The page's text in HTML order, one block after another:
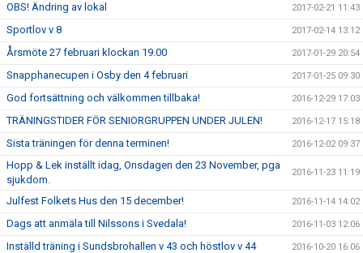
OBS! Ändring av lokal 2017-02-21 11:43
Sportlov v 8 2017-02-14 13:12
Årsmöte 27 februari klockan 19.00 2017-01-29 20:54
Snapphanecupen i Osby den 4 februari 2017-01-25 09:30
God fortsättning och välkommen tillbaka! 2016-12-29 17:03
TRÄNINGSTIDER FÖR SENIORGRUPPEN UNDER JULEN! 2016-12-17 15:18
Sista träningen för denna terminen! 2016-12-02 09:37
Hopp & Lek inställt idag, Onsdagen den 23 November, pga
sjukdom.
2016-11-23 11:19
Julfest Folkets Hus den 15 december! 2016-11-14 14:02
Dags att anmäla till Nilssons i Svedala! 2016-11-03 12:06
Inställd träning i Sundsbrohallen v 43 och höstlov v 44 2016-10-20 16:06